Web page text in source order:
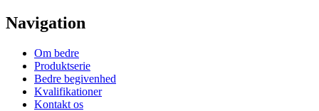
Navigation
Om bedre
Produktserie
Bedre begivenhed
Kvalifikationer
Kontakt os